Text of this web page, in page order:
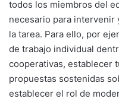
todos los miembros del
necesario para intervenir
la tarea. Para ello, por
de trabajo individual
cooperativas, establecer
propuestas sostenidas
establecer el rol de